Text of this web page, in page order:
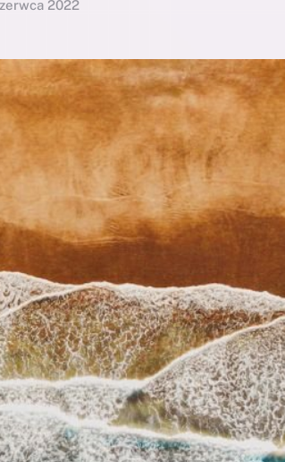
się jak sobie …
2022